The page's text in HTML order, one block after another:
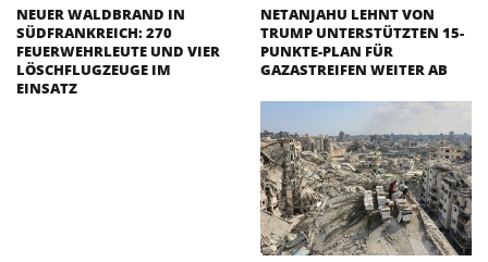
NEUER WALDBRAND IN
SÜDFRANKREICH: 270
FEUERWEHRLEUTE UND VIER
LÖSCHFLUGZEUGE IM
EINSATZ
NETANJAHU LEHNT VON
TRUMP UNTERSTÜTZTEN 15-
PUNKTE-PLAN FÜR
GAZASTREIFEN WEITER AB